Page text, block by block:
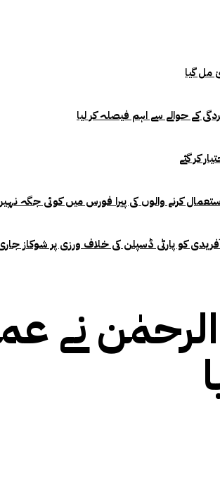
مل گیا
کر گئے
کو پارٹی ڈسپلن کی خلاف ورزی پر شوکاز
نے